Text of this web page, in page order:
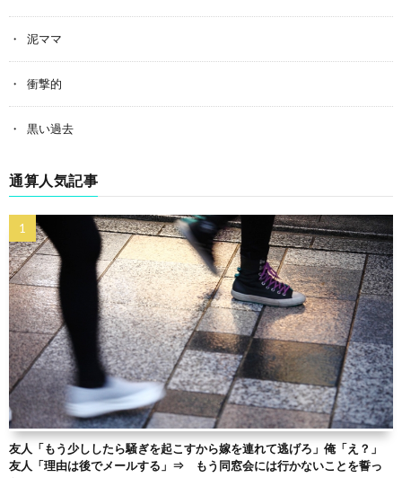
泥ママ
衝撃的
黒い過去
通算人気記事
友人「もう少ししたら騒ぎを起こすから嫁を連れて逃げろ」俺「え？」
友人「理由は後でメールする」⇒ もう同窓会には行かないことを誓っ